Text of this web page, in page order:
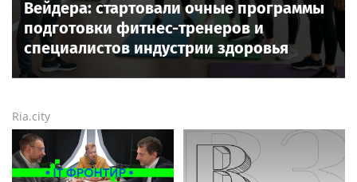
Вейдера: стартовали очные программы
подготовки фитнес-тренеров и
специалистов индустрии здоровья
Ria.city